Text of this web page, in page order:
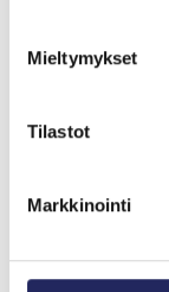
Mieltymykset
Tilastot
Markkinointi
fosforinpoisto
2010
puhdistamolle
toukokuussa
asensi laitteet.
valmiiksi kesällä